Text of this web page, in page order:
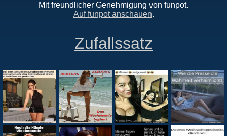
Mit freundlicher Genehmigung von funpot.
Auf funpot anschauen.
Zufallssatz